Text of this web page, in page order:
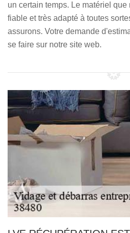
un certain temps. Le matériel
fiable et très adapté à toutes
assurons. Votre demande
se faire sur notre site web.